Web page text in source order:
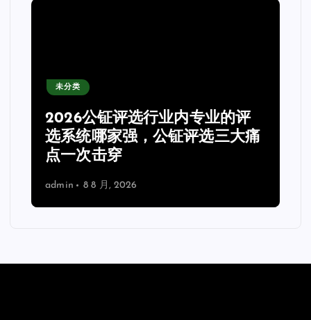
未分类
2026公钲评选行业内专业的评
选系统哪家强，公钲评选三大痛
点一次击穿
admin 8 8 月, 2026